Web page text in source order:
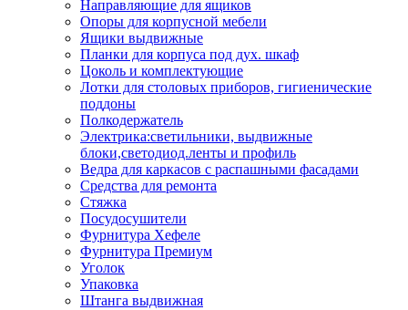
Направляющие для ящиков
Опоры для корпусной мебели
Ящики выдвижные
Планки для корпуса под дух. шкаф
Цоколь и комплектующие
Лотки для столовых приборов, гигиенические
поддоны
Полкодержатель
Электрика:светильники, выдвижные
блоки,светодиод.ленты и профиль
Ведра для каркасов с распашными фасадами
Средства для ремонта
Стяжка
Посудосушители
Фурнитура Хефеле
Фурнитура Премиум
Уголок
Упаковка
Штанга выдвижная